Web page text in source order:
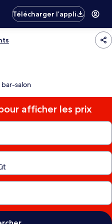
Télécharger l’appli
bar-salon
afficher les prix